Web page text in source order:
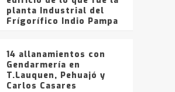
planta Industrial del
Frígorífico Indio Pampa
14 allanamientos con
Gendarmería en
T.Lauquen, Pehuajó y
Carlos Casares